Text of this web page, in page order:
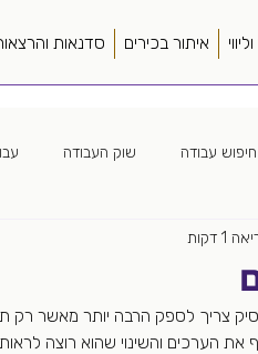
איתור בכירים סדנאות
חיפוש עבודה שוק העבודה
חווית מועמד
צמיחה מואצת
1 דקות
צריך לספק הרבה יותר מאשר רק
את הערכים והשינוי שהוא רוצה